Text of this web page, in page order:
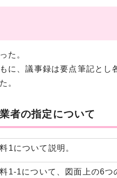
た。
に、議事録は要点筆記とし
た。
者の指定について
1について説明。
1-1について、図面上の6つ